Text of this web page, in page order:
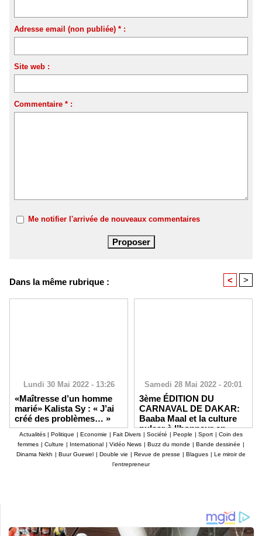
Adresse email (non publiée) * :
Site web :
Commentaire * :
Me notifier l'arrivée de nouveaux commentaires
Dans la même rubrique : < >
Lundi 30 Mai 2022 - 13:26
«Maîtresse d’un homme
marié» Kalista Sy : « J’ai
créé des problèmes… »
Samedi 28 Mai 2022 - 20:01
3ème ÉDITION DU
CARNAVAL DE DAKAR:
Baaba Maal et la culture
pulaar à l’honneur en
novembre
Actualités | Politique | Economie | Fait Divers | Société | People | Sport | Coin des
femmes | Culture | International | Vidéo News | Buzz du monde | Bande dessinée |
Dinama Nekh | Buur Guewel | Double vie | Revue de presse | Blagues | Le miroir de
l’entrepreneur